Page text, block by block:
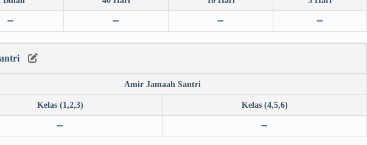
➖ ➖ ➖ ➖
Amir Jamaah Santri
Kelas (1,2,3) Kelas (4,5,6)
➖ ➖